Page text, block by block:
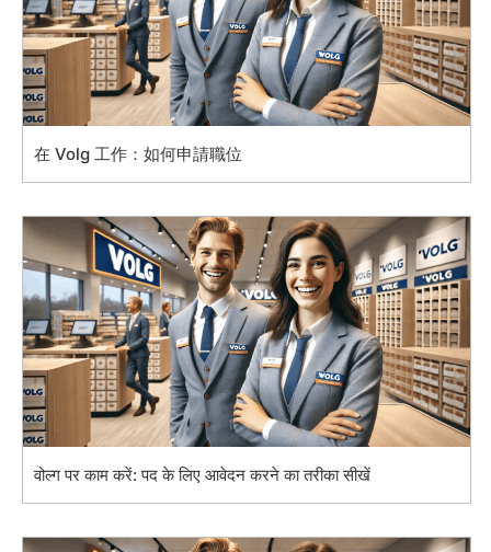
在 Volg 工作：如何申請職位
वोल्ग पर काम करें: पद के लिए आवेदन करने का तरीका सीखें